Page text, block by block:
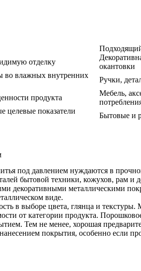
отделку
окантовки
во влажных внутренних
Ручки,
продукта
Мебель,
целевые показатели
Бытовые и
под давлением нуждаются в
бытовой техники, кожухов, рам и
декоративными металлическими
виде.
в выборе цвета, глянца и
от категории продукта.
Тем не менее, хорошая
покрытия, особенно если